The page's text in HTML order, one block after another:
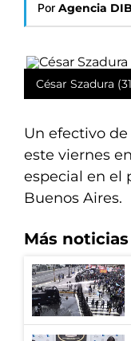
Por Agencia
César Szadura
Un efectivo
este viernes
especial en el
Buenos Aires.
Más noticias